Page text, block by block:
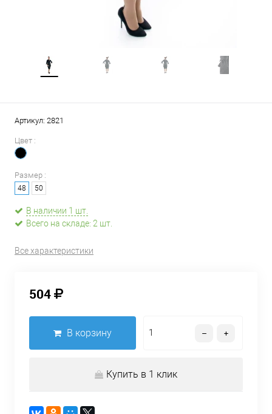
Артикул: 2821
Цвет :
Размер :
48 50
В наличии 1 шт.
Всего на складе: 2 шт.
Все характеристики
504
В корзину
Купить в 1 клик